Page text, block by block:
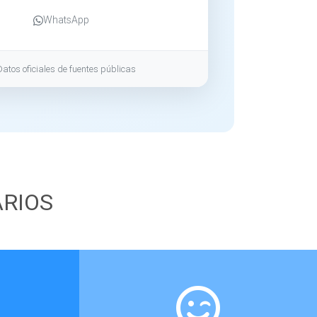
WhatsApp
oficiales de fuentes públicas